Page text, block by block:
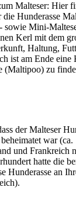
Malteser: Hier
Hunderasse
sowie Mini-
Kerl mit dem
Haltung,
ist am Ende
(Maltipoo) zu
der Malteser
war (ca.
und Frankreich
hatte die
Hunderasse an